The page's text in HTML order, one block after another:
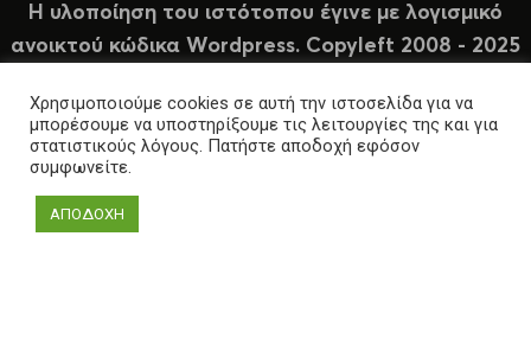
Η υλοποίηση του ιστότοπου έγινε με λογισμικό
ανοικτού κώδικα Wordpress. Copyleft 2008 - 2025
Χρησιμοποιούμε cookies σε αυτή την ιστοσελίδα για να
μπορέσουμε να υποστηρίξουμε τις λειτουργίες της και για
στατιστικούς λόγους. Πατήστε αποδοχή εφόσον
συμφωνείτε.
ΑΠΟΔΟΧΗ